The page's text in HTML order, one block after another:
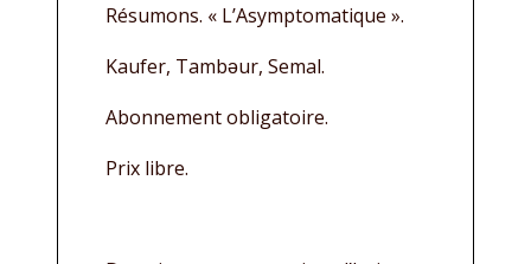
Résumons. « L’Asymptomatique ».
Kaufer, Tambǝur, Semal.
Abonnement obligatoire.
Prix libre.